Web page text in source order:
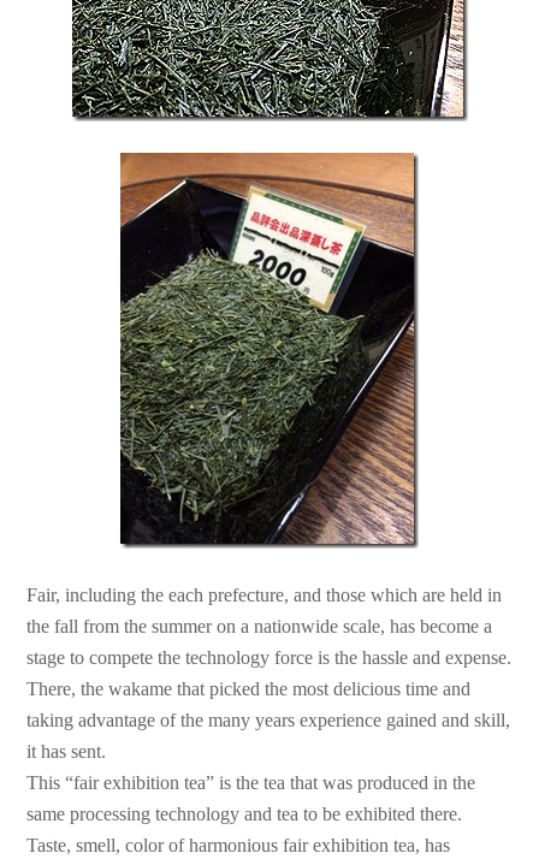
Fair, including the each prefecture, and those which are held in
the fall from the summer on a nationwide scale, has become a
stage to compete the technology force is the hassle and expense.
There, the wakame that picked the most delicious time and
taking advantage of the many years experience gained and skill,
it has sent.
This “fair exhibition tea” is the tea that was produced in the
same processing technology and tea to be exhibited there.
Taste, smell, color of harmonious fair exhibition tea, has